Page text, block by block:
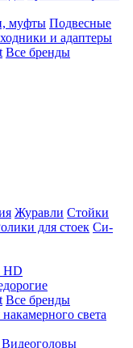
муфты Подвесные
и адаптеры
Все бренды
Журавли Стойки
для стоек Си-
HD
Все бренды
света
Видеоголовы